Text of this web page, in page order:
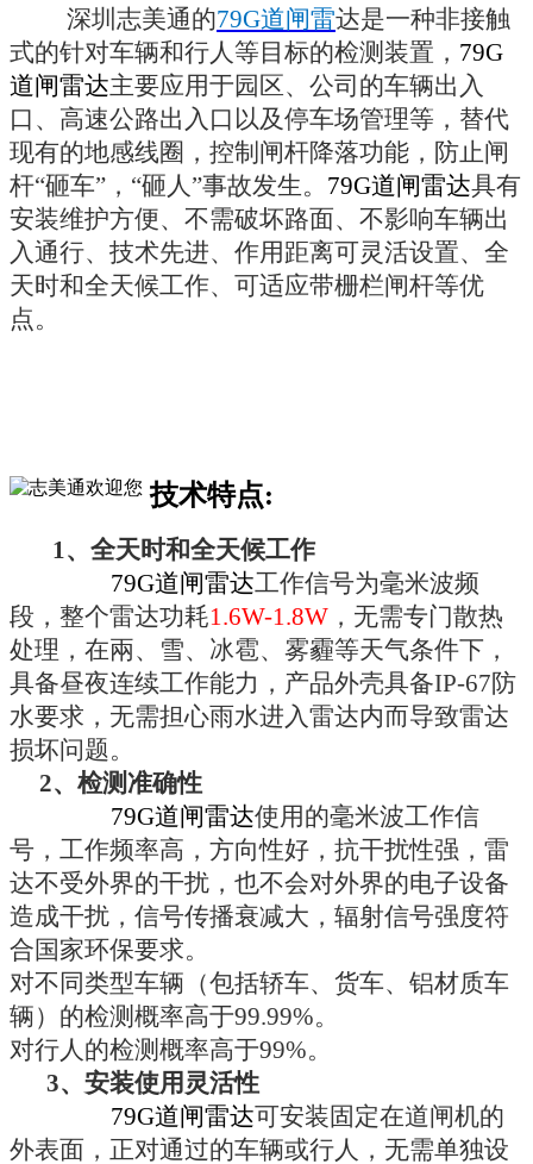
深圳志美通的79G道闸雷达是一种非接触
式的针对车辆和行人等目标的检测装置， 79G
道闸雷达主要应用于园区、公司的车辆出入
口、高速公路出入口以及停车场管理等，替代
现有的地感线圈，控制闸杆降落功能，防止闸
杆“砸车”，“砸人”事故发生。 79G道闸雷达具有
安装维护方便、不需破坏路面、不影响车辆出
入通行、技术先进、作用距离可灵活设置、全
天时和全天候工作、可适应带栅栏闸杆等优
点。
技术特点:
1、 全天时和全天候工作
79G道闸雷达工作信号为毫米波频
段，整个雷达功耗1.6W-1.8W ，无需专门散热
处理，在兩、雪、冰雹、雾霾等天气条件下，
具备昼夜连续工作能力，产品外壳具备IP-67防
水要求，无需担心雨水进入雷达内而导致雷达
损坏问题。
2、 检测准确性
79G道闸雷达使用的毫米波工作信
号，工作频率高，方向性好，抗干扰性强，雷
达不受外界的干扰，也不会对外界的电子设备
造成干扰，信号传播衰减大，辐射信号强度符
合国家环保要求。
对不同类型车辆（包括轿车、货车、铝材质车
辆）的检测概率高于99.99%。
对行人的检测概率高于99%。
3、 安装使用灵活性
79G道闸雷达可安装固定在道闸机的
外表面，正对通过的车辆或行人，无需单独设